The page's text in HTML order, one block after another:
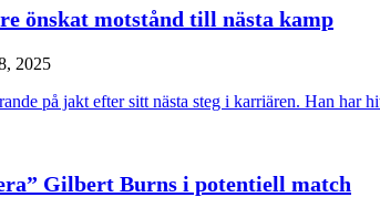
önskat motstånd till nästa kamp
2025
på jakt efter sitt nästa steg i karriären. Han har
Gilbert Burns i potentiell match